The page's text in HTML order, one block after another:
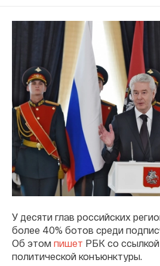
У десяти глав российских
более 40% ботов среди
Об этом пишет РБК со
политической конъюнктуры.